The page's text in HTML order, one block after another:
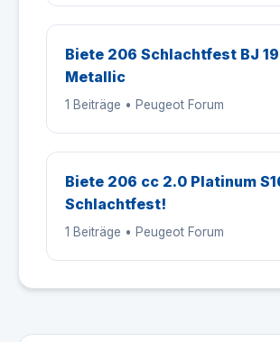
Biete 206 Schlachtfest BJ
Metallic
1 Beiträge • Peugeot Forum
Biete 206 cc 2.0 Platinum
Schlachtfest!
1 Beiträge • Peugeot Forum